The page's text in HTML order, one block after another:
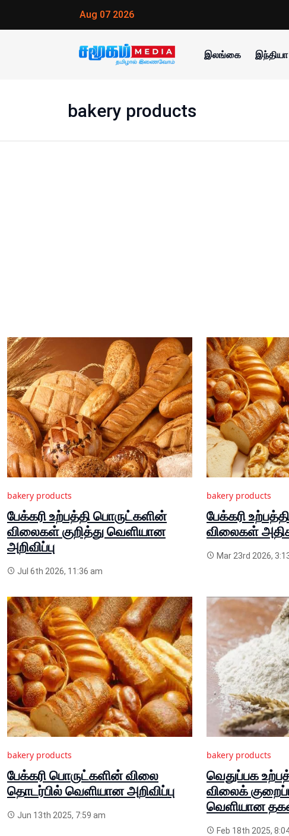
Aug 07 2026
இலங்கை இந்தியா
bakery products
bakery products
பேக்கரி உற்பத்தி பொருட்களின்
விலைகள் குறித்து வெளியான
அறிவிப்பு
Jul 6th 2026, 11:36 am
bakery products
பேக்கரி
விலைகள்
Mar 23rd 2026,
bakery products
பேக்கரி பொருட்களின் விலை
தொடர்பில் வெளியான அறிவிப்பு
Jun 13th 2025, 7:59 am
bakery products
வெதுப்பக
விலைக்
வெளியான
Feb 18th 2025,